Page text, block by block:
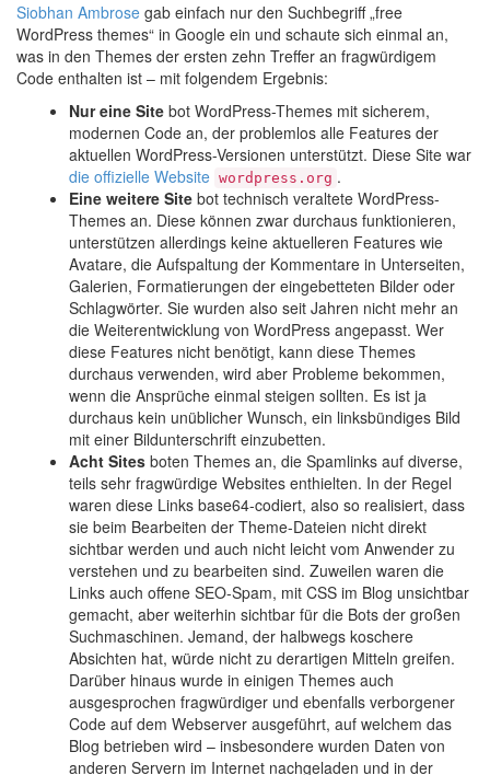
Siobhan Ambrose gab einfach nur den Suchbegriff „free
WordPress themes“ in Google ein und schaute sich einmal an,
was in den Themes der ersten zehn Treffer an fragwürdigem
Code enthalten ist – mit folgendem Ergebnis:
Nur eine Site bot WordPress-Themes mit sicherem,
modernen Code an, der problemlos alle Features der
aktuellen WordPress-Versionen unterstützt. Diese Site war
die offizielle Website wordpress.org .
Eine weitere Site bot technisch veraltete WordPress-
Themes an. Diese können zwar durchaus funktionieren,
unterstützen allerdings keine aktuelleren Features wie
Avatare, die Aufspaltung der Kommentare in Unterseiten,
Galerien, Formatierungen der eingebetteten Bilder oder
Schlagwörter. Sie wurden also seit Jahren nicht mehr an
die Weiterentwicklung von WordPress angepasst. Wer
diese Features nicht benötigt, kann diese Themes
durchaus verwenden, wird aber Probleme bekommen,
wenn die Ansprüche einmal steigen sollten. Es ist ja
durchaus kein unüblicher Wunsch, ein linksbündiges Bild
mit einer Bildunterschrift einzubetten.
Acht Sites boten Themes an, die Spamlinks auf diverse,
teils sehr fragwürdige Websites enthielten. In der Regel
waren diese Links base64-codiert, also so realisiert, dass
sie beim Bearbeiten der Theme-Dateien nicht direkt
sichtbar werden und auch nicht leicht vom Anwender zu
verstehen und zu bearbeiten sind. Zuweilen waren die
Links auch offene SEO-Spam, mit CSS im Blog unsichtbar
gemacht, aber weiterhin sichtbar für die Bots der großen
Suchmaschinen. Jemand, der halbwegs koschere
Absichten hat, würde nicht zu derartigen Mitteln greifen.
Darüber hinaus wurde in einigen Themes auch
ausgesprochen fragwürdiger und ebenfalls verborgener
Code auf dem Webserver ausgeführt, auf welchem das
Blog betrieben wird – insbesondere wurden Daten von
anderen Servern im Internet nachgeladen und in der